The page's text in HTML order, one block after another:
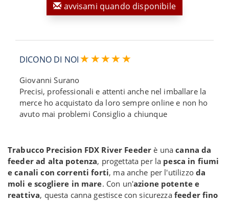
avvisami quando disponibile
DICONO DI NOI
Giovanni Surano
Precisi, professionali e attenti anche nel imballare la
merce ho acquistato da loro sempre online e non ho
avuto mai problemi Consiglio a chiunque
Trabucco Precision FDX River Feeder è unacanna da
feeder ad alta potenza, progettata per la pesca in fiumi
e canali con correnti forti, ma anche per l'utilizzo da
moli e scogliere in mare. Con un'azione potente e
reattiva, questa canna gestisce con sicurezza feeder fino